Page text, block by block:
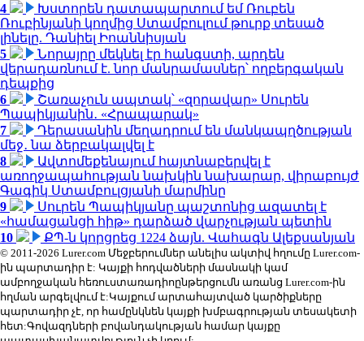
4
Խստորեն դատապարտում եմ Ռուբեն
Ռուբինյանի կողմից Ստամբուլում թուրք տեսած
լինելը. Դանիել Իոաննիսյան
5
Նորայրը մեկնել էր հանգստի, արդեն
վերադառնում է. նոր մանրամասներ՝ ողբերգական
դեպքից
6
Շառաչուն ապտակ՝ «զորավար» Սուրեն
Պապիկյանին․ «Հրապարակ»
7
Դերասանին մեղադրում են մանկապղծության
մեջ․ նա ձերբակալվել է
8
Ավտոմեքենայում հայտնաբերվել է
առողջապահության նախկին նախարար, վիրաբույժ
Գագիկ Ստամբուլցյանի մարմինը
9
Սուրեն Պապիկյանը պաշտոնից ազատել է
«համացանցի հիթ» դարձած վարչության պետին
10
ՔՊ-ն կորցրեց 1224 ձայն. Վահագն Ալեքսանյան
© 2011-2026 Lurer.com Մեջբերումներ անելիս ակտիվ հղումը Lurer.com-
ին պարտադիր է: Կայքի հոդվածների մասնակի կամ
ամբողջական հեռուստառադիոընթերցումն առանց Lurer.com-ին
հղման արգելվում է:Կայքում արտահայտված կարծիքները
պարտադիր չէ, որ համընկնեն կայքի խմբագրության տեսակետի
հետ:Գովազդների բովանդակության համար կայքը